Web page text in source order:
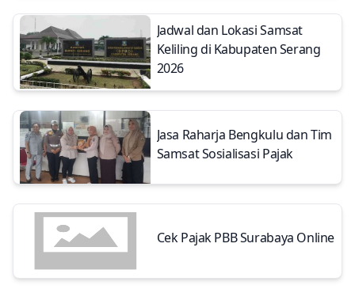
Jadwal dan Lokasi Samsat
Keliling di Kabupaten Serang
2026
Jasa Raharja Bengkulu dan Tim
Samsat Sosialisasi Pajak
Cek Pajak PBB Surabaya Online